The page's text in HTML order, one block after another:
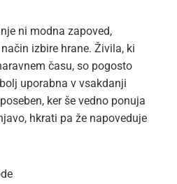
ni modna zapoved,
izbire hrane. Živila, ki
času, so pogosto
uporabna v vsakdanji
ker še vedno ponuja
hkrati pa že napoveduje